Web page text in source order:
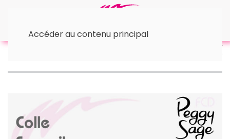
Accéder au contenu principal